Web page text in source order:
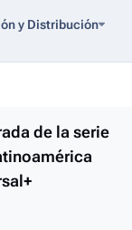
y Distribución
de la serie